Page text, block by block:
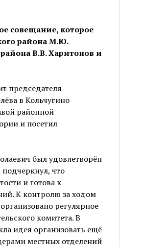
совещание, которое
района М.Ю.
В.В. Харитонов и
председателя
в Кольчугино
районной
и посетил
был удовлетворён
что
и готова к
К контролю за ходом
регулярное
комитета. В
идея организовать ещё
местных отделений